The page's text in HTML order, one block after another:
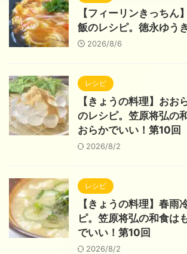
【フィーリンきっちん
飯のレシピ。徳永ゆうき
2026/8/6
レシピ
【きょうの料理】おお
のレシピ。笠原将弘の
おらかでいい！第10回
2026/8/2
レシピ
【きょうの料理】春雨
ピ。笠原将弘の和食は
でいい！第10回
2026/8/2